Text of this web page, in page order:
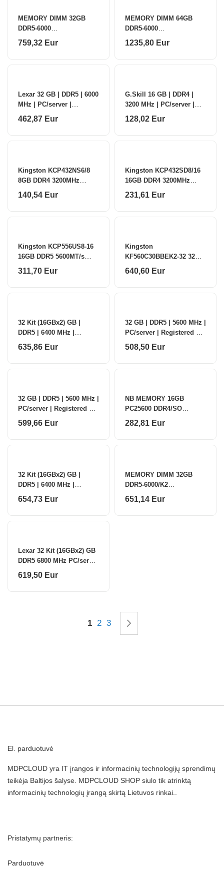
MEMORY DIMM 32GB
DDR5-6000
K2/6000J3040F16GX2-
RS5K G.SKILL
759,32 Eur
MEMORY DIMM 64GB
DDR5-6000
K2/6000J3636F32GX2-
RS5K G.SKILL
1235,80 Eur
Lexar 32 GB | DDR5 | 6000
MHz | PC/server |
Registered No | ECC No
462,87 Eur
G.Skill 16 GB | DDR4 |
3200 MHz | PC/server |
Registered No | ECC No
128,02 Eur
Kingston KCP432NS6/8
8GB DDR4 3200MHz
Single Rank Module |
Kingston
140,54 Eur
Kingston KCP432SD8/16
16GB DDR4 3200MHz
SODIMM | Kingston
231,61 Eur
Kingston KCP556US8-16
16GB DDR5 5600MT/s
Module | Kingston
311,70 Eur
Kingston
KF560C30BBEK2-32 32GB
6000MT/s DDR5 CL30
DIMM (Kit of 2) FURY
640,60 Eur
32 Kit (16GBx2) GB |
DDR5 | 6400 MHz |
PC/server | Registered No
| ECC No
635,86 Eur
32 GB | DDR5 | 5600 MHz |
PC/server | Registered No
| ECC No
508,50 Eur
32 GB | DDR5 | 5600 MHz |
PC/server | Registered No
| ECC No
599,66 Eur
NB MEMORY 16GB
PC25600 DDR4/SO
KF432S20IB/16
KINGSTON
282,81 Eur
32 Kit (16GBx2) GB |
DDR5 | 6400 MHz |
PC/server | Registered No
| ECC No
654,73 Eur
MEMORY DIMM 32GB
DDR5-6000/K2
KF560C30BBEAK2-32
KINGSTON
651,14 Eur
Lexar 32 Kit (16GBx2) GB
DDR5 6800 MHz PC/server
Registered No ECC No
619,50 Eur
You're currently reading page
1 Page
2 Page
3
El. parduotuvė
MDPCLOUD yra IT įrangos ir informacinių technologijų sprendimų
teikėja Baltijos šalyse. MDPCLOUD SHOP siulo tik atrinktą
informacinių technologių įrangą skirtą Lietuvos rinkai..
Pristatymų partneris:
Parduotuvė